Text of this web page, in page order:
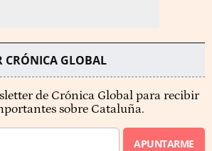
CRÓNICA GLOBAL
de Crónica Global para recibir
sobre Cataluña.
APUNTARME